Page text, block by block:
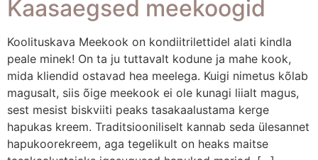
Kaasaegsed meekoogid
Koolituskava Meekook on kondiitrilettidel alati kindla
peale minek! On ta ju tuttavalt kodune ja mahe kook,
mida kliendid ostavad hea meelega. Kuigi nimetus kõlab
magusalt, siis õige meekook ei ole kunagi liialt magus,
sest mesist biskviiti peaks tasakaalustama kerge
hapukas kreem. Traditsiooniliselt kannab seda ülesannet
hapukoorekreem, aga tegelikult on heaks maitse